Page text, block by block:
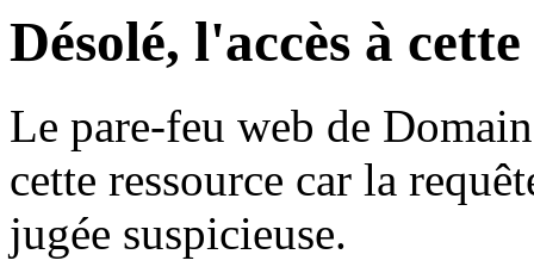
Désolé, l'accès à
Le pare-feu web de
cette ressource car la
jugée suspicieuse.